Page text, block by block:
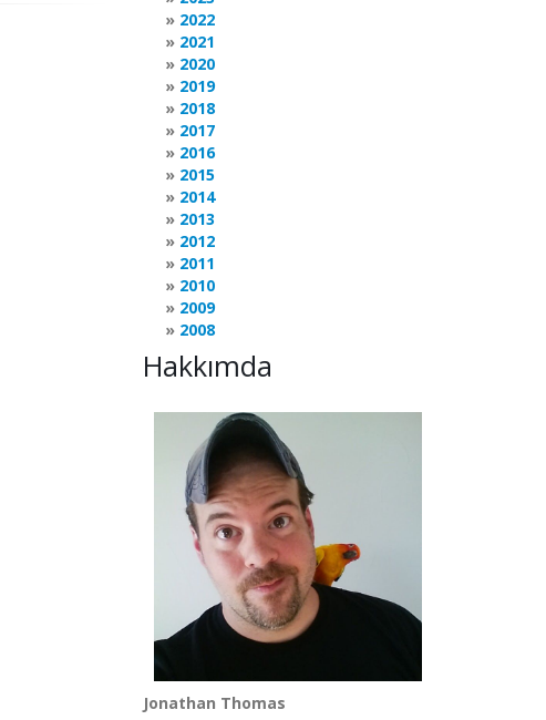
2022
2021
2020
2019
2018
2017
2016
2015
2014
2013
2012
2011
2010
2009
2008
Hakkımda
Jonathan Thomas